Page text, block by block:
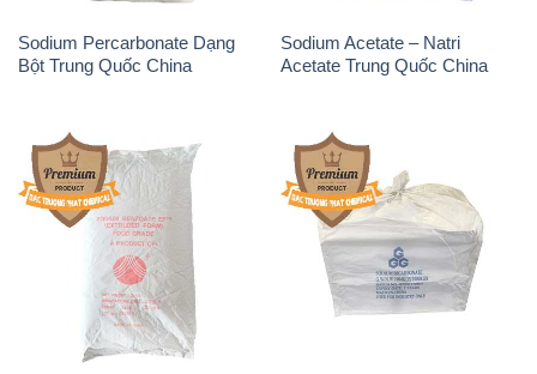
Sodium Percarbonate Dạng
Bột Trung Quốc China
Sodium Acetate – Natri
Acetate Trung Quốc China